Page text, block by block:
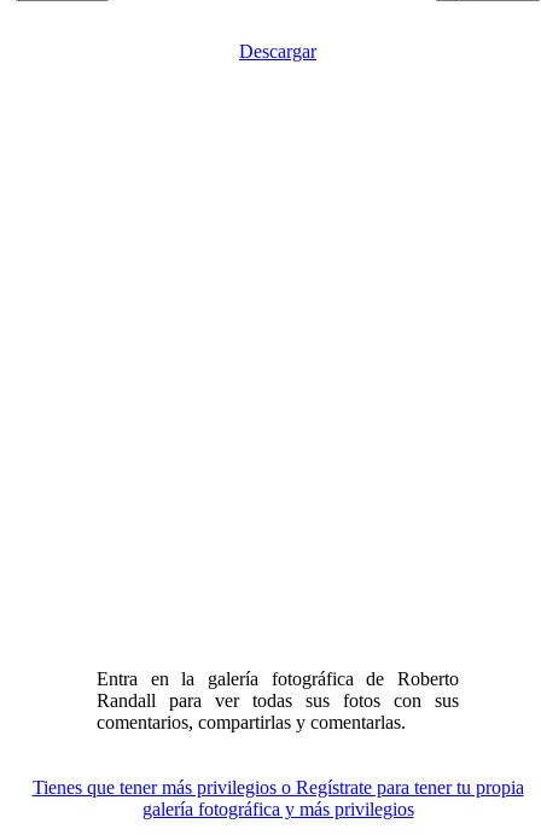
Descargar
Entra en la galería fotográfica de Roberto
Randall para ver todas sus fotos con sus
comentarios, compartirlas y comentarlas.
Tienes que tener más privilegios o Regístrate para tener tu propia
galería fotográfica y más privilegios